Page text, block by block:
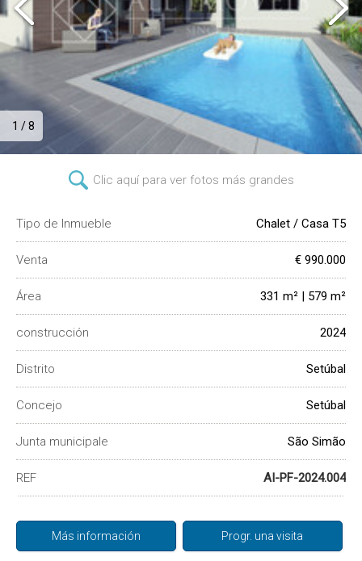
1 / 8
Clic aquí para ver fotos más grandes
Tipo de Inmueble Chalet / Casa T5
Venta € 990.000
Área 331 m² | 579 m²
construcción 2024
Distrito Setúbal
Concejo Setúbal
Junta municipale São Simão
REF AI-PF-2024.004
Más información Progr. una visita